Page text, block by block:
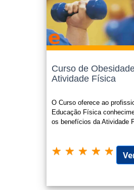
Curso de
Atividade Física
O Curso oferece ao
Educação Física
os benefícios da Atividade